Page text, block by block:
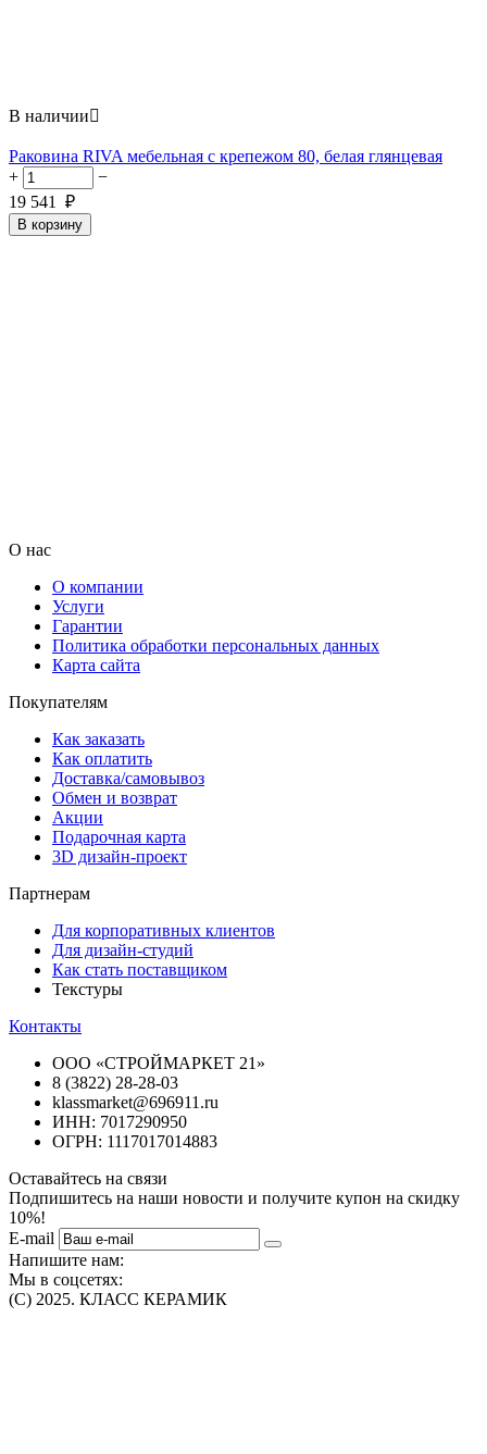
В наличии
Раковина RIVA мебельная с крепежом 80, белая глянцевая
+
−
19 541
₽
В корзину
О нас
О компании
Услуги
Гарантии
Политика обработки персональных данных
Карта сайта
Покупателям
Как заказать
Как оплатить
Доставка/самовывоз
Обмен и возврат
Акции
Подарочная карта
3D дизайн-проект
Партнерам
Для корпоративных клиентов
Для дизайн-студий
Как стать поставщиком
Текстуры
Контакты
ООО «СТРОЙМАРКЕТ 21»
8 (3822) 28-28-03
klassmarket@696911.ru
ИНН: 7017290950
ОГРН: 1117017014883
Оставайтесь на связи
Подпишитесь на наши новости и получите купон на скидку
10%!
E-mail
Напишите нам:
Мы в соцсетях:
(C) 2025. КЛАСС КЕРАМИК